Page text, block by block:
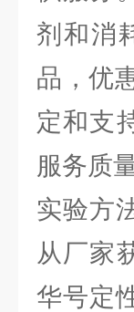
剂和消
品，优
定和支
服务质
实验方
从厂家
华号定